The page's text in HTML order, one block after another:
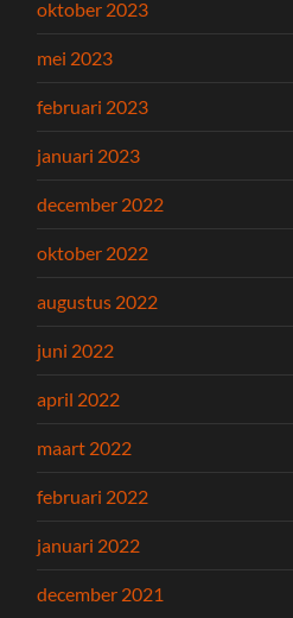
oktober 2023
mei 2023
februari 2023
januari 2023
december 2022
oktober 2022
augustus 2022
juni 2022
april 2022
maart 2022
februari 2022
januari 2022
december 2021